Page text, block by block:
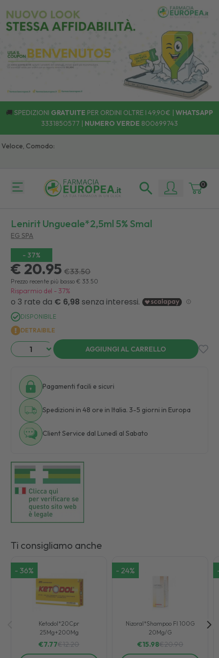
🚚 SPEDIZIONI GRATUITE PER ORDINI OLTRE I 49,90€ | WHATSAPP
3331850577 | NUMERO VERDE 800699743
Comodo:
0
Lenirit Ungueale*2,5ml 5% Smal
EG SPA
- 37%
€ 20.95 €33.50
Prezzo recente più basso € 33.50
Risparmio del - 37%
DISPONIBILE
DETRAIBILE
AGGIUNGI AL CARRELLO
Pagamenti facili e sicuri
Spedizioni in 48 ore in Italia. 3-5 giorni in Europa
Client Service dal Lunedì al Sabato
Ti consigliamo anche
- 36%
Ketodol*20Cpr
25Mg+200Mg
€7.77€12.20
- 24%
Nizoral*Shampoo Fl 100G
20Mg/G
€15.98€20.90